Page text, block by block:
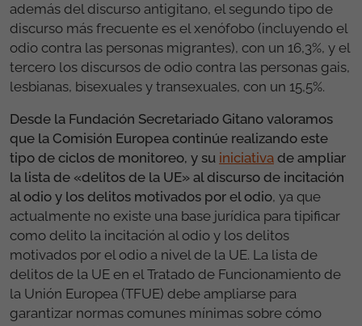
además del discurso antigitano, el segundo tipo de
discurso más frecuente es el xenófobo (incluyendo el
odio contra las personas migrantes), con un 16,3%, y el
tercero los discursos de odio contra las personas gais,
lesbianas, bisexuales y transexuales, con un 15,5%.
Desde la Fundación Secretariado Gitano valoramos
que la Comisión Europea continúe realizando este
tipo de ciclos de monitoreo, y su iniciativa de ampliar
la lista de «delitos de la UE» al discurso de incitación
al odio y los delitos motivados por el odio, ya que
actualmente no existe una base jurídica para tipificar
como delito la incitación al odio y los delitos
motivados por el odio a nivel de la UE. La lista de
delitos de la UE en el Tratado de Funcionamiento de
la Unión Europea (TFUE) debe ampliarse para
garantizar normas comunes mínimas sobre cómo